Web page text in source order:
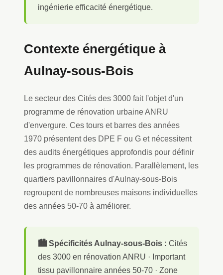
ingénierie efficacité énergétique.
Contexte énergétique à
Aulnay-sous-Bois
Le secteur des Cités des 3000 fait l'objet d'un
programme de rénovation urbaine ANRU
d'envergure. Ces tours et barres des années
1970 présentent des DPE F ou G et nécessitent
des audits énergétiques approfondis pour définir
les programmes de rénovation. Parallèlement, les
quartiers pavillonnaires d'Aulnay-sous-Bois
regroupent de nombreuses maisons individuelles
des années 50-70 à améliorer.
🏙️ Spécificités Aulnay-sous-Bois : Cités
des 3000 en rénovation ANRU · Important
tissu pavillonnaire années 50-70 · Zone